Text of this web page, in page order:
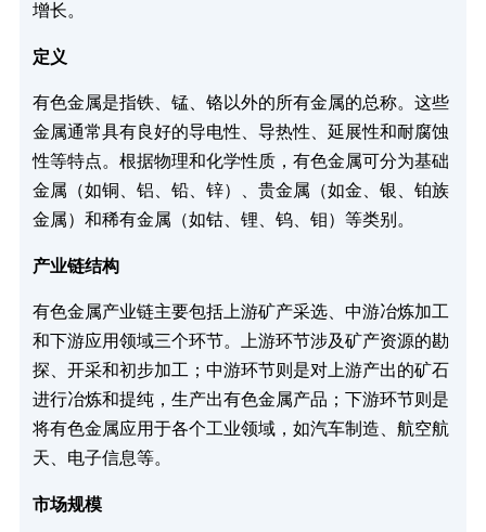
增长。
定义‌
有色金属是指铁、锰、铬以外的所有金属的总称。这些
金属通常具有良好的导电性、导热性、延展性和耐腐蚀
性等特点。根据物理和化学性质，有色金属可分为基础
金属（如铜、铝、铅、锌）、贵金属（如金、银、铂族
金属）和稀有金属（如钴、锂、钨、钼）等类别。
产业链结构‌
有色金属产业链主要包括上游矿产采选、中游冶炼加工
和下游应用领域三个环节。上游环节涉及矿产资源的勘
探、开采和初步加工；中游环节则是对上游产出的矿石
进行冶炼和提纯，生产出有色金属产品；下游环节则是
将有色金属应用于各个工业领域，如汽车制造、航空航
天、电子信息等。
市场规模